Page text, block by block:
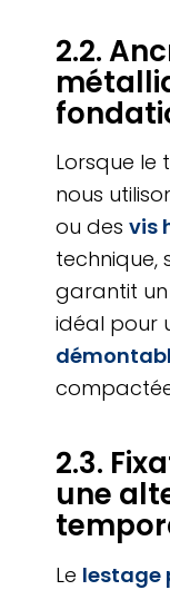
2.2.
Lorsque le
nous
ou des vis
technique,
garantit
idéal pour
2.3.
une
Le lestage